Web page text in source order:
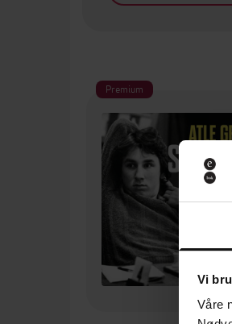
Vi
Våre
Premium